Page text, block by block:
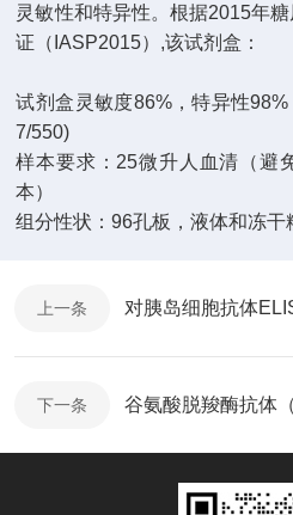
灵敏性和特异性。根据2015年
证（ IASP2015） ,该试剂盒：
试剂盒灵敏度86%，特异性98%
7/550)
样本要求： 25微升人血清（避
本）
组分性状：96孔板，液体和冻干
上一条
下一条